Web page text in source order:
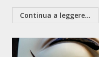
Continua a leggere...